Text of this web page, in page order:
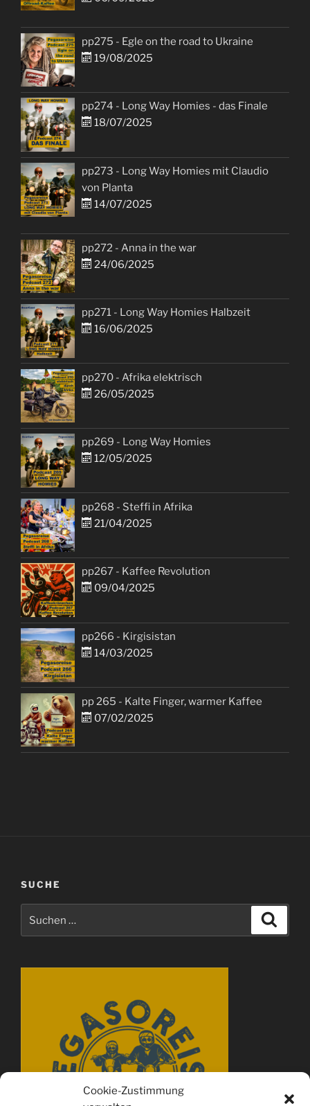
Cookie-Zustimmung
pp275 - Egle on the road to Ukraine
19/08/2025
pp274 - Long Way Homies - das Finale
18/07/2025
pp273 - Long Way Homies mit Claudio
von Planta
14/07/2025
pp272 - Anna in the war
24/06/2025
pp271 - Long Way Homies Halbzeit
16/06/2025
pp270 - Afrika elektrisch
26/05/2025
pp269 - Long Way Homies
12/05/2025
pp268 - Steffi in Afrika
21/04/2025
pp267 - Kaffee Revolution
09/04/2025
pp266 - Kirgisistan
14/03/2025
pp 265 - Kalte Finger, warmer Kaffee
07/02/2025
SUCHE
nach: